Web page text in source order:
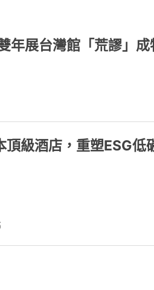
展台灣館「荒謬」成
頂級酒店，重塑ESG低